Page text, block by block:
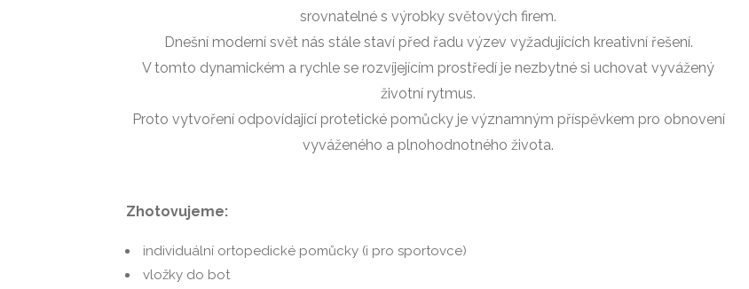
srovnatelné s výrobky světových firem.
Dnešní moderní svět nás stále staví před řadu výzev vyžadujících kreativní řešení.
V tomto dynamickém a rychle se rozvíjejícím prostředí je nezbytné si uchovat vyvážený
životní rytmus.
Proto vytvoření odpovídající protetické pomůcky je významným příspěvkem pro obnovení
vyváženého a plnohodnotného života.
Zhotovujeme:
individuální ortopedické pomůcky (i pro sportovce)
vložky do bot